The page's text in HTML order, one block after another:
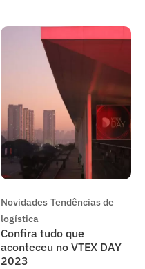
Novidades Tendências de
logística
Confira tudo que
aconteceu no VTEX DAY
2023